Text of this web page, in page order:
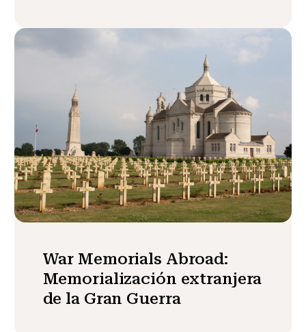
War Memorials Abroad:
Memorialización extranjera
de la Gran Guerra